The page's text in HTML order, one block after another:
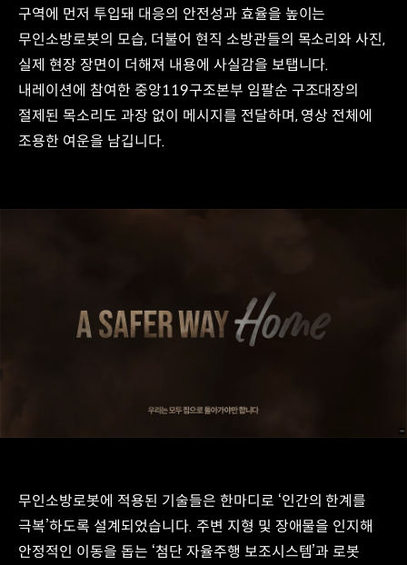
구역에 먼저 투입돼 대응의 안전성과 효율을 높이는
무인소방로봇의 모습, 더불어 현직 소방관들의 목소리와 사진,
실제 현장 장면이 더해져 내용에 사실감을 보탭니다.
내레이션에 참여한 중앙119구조본부 임팔순 구조대장의
절제된 목소리도 과장 없이 메시지를 전달하며, 영상 전체에
조용한 여운을 남깁니다.
무인소방로봇에 적용된 기술들은 한마디로 ‘인간의 한계를
극복’하도록 설계되었습니다. 주변 지형 및 장애물을 인지해
안정적인 이동을 돕는 ‘첨단 자율주행 보조시스템’과 로봇